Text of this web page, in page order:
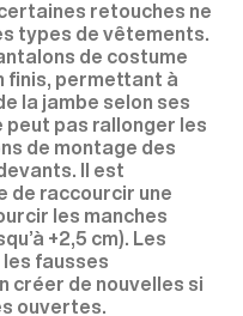
retouches ne
types de vêtements.
de costume
finis, permettant à
la jambe selon ses
pas rallonger les
de montage des
Il est
de raccourcir une
les manches
+2,5 cm). Les
fausses
créer de nouvelles si
ouvertes.